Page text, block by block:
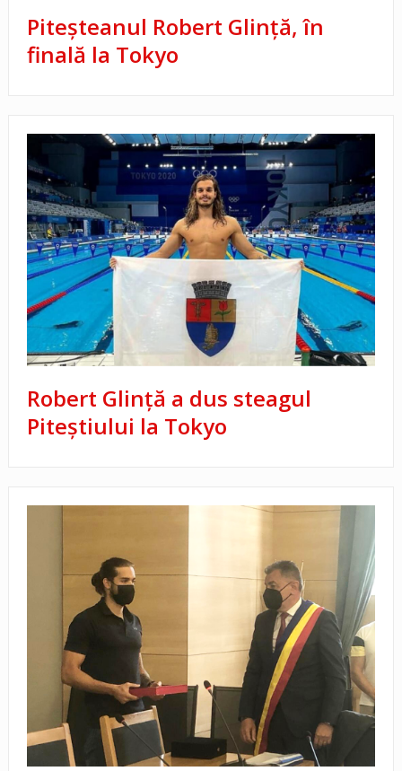
Piteșteanul Robert Glință, în
finală la Tokyo
Robert Glință a dus steagul
Piteștiului la Tokyo